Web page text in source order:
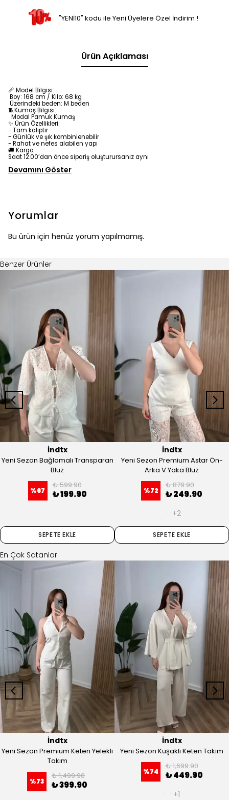
"YENİ10" kodu ile Yeni Üyelere Özel İndirim !
Ürün Açıklaması
📏 Model Bilgisi:
Boy: 168 cm / Kilo: 68 kg
Üzerindeki beden: M beden
🧵Kumaş Bilgisi:
Modal PamukKumaş
✨ Ürün Özellikleri:
- Tam kalıptır
- Günlük ve şık kombinlenebilir
- Rahat ve nefes alabilen yapı
🚚 Kargo:
Saat 12.00’dan önce sipariş oluşturursanız aynı
Devamını Göster
Yorumlar
Bu ürün için henüz yorum yapılmamış.
Benzer Ürünler
İndtx
Yeni Sezon Bağlamalı Transparan
Bluz
%67
₺ 599.90
₺ 199.90
SEPETE EKLE
İndtx
Yeni Sezon Premium Astar Ön-
Arka V Yaka Bluz
%72
₺ 879.90
₺ 249.90
+2
SEPETE EKLE
En Çok Satanlar
İndtx
Yeni Sezon Premium Keten Yelekli
Takım
%73
₺ 1,499.90
₺ 399.90
İndtx
Yeni Sezon Kuşaklı Keten Takım
%74
₺ 1,699.90
₺ 449.90
+1